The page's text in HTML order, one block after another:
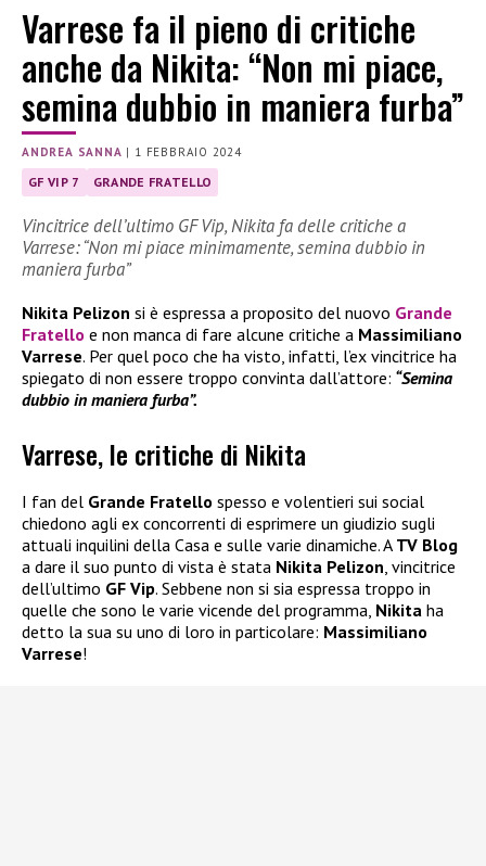
Varrese fa il pieno di critiche
anche da Nikita: “Non mi piace,
semina dubbio in maniera furba”
ANDREA SANNA | 1 FEBBRAIO 2024
GF VIP 7 GRANDE FRATELLO
Vincitrice dell’ultimo GF Vip, Nikita fa delle critiche a
Varrese: “Non mi piace minimamente, semina dubbio in
maniera furba”
Nikita Pelizon si è espressa a proposito del nuovo Grande
Fratello e non manca di fare alcune critiche a Massimiliano
Varrese. Per quel poco che ha visto, infatti, l’ex vincitrice ha
spiegato di non essere troppo convinta dall’attore: “Semina
dubbio in maniera furba”.
Varrese, le critiche di Nikita
I fan del Grande Fratello spesso e volentieri sui social
chiedono agli ex concorrenti di esprimere un giudizio sugli
attuali inquilini della Casa e sulle varie dinamiche. A TV Blog
a dare il suo punto di vista è stata Nikita Pelizon , vincitrice
dell’ultimo GF Vip. Sebbene non si sia espressa troppo in
quelle che sono le varie vicende del programma, Nikita ha
detto la sua su uno di loro in particolare: Massimiliano
Varrese!